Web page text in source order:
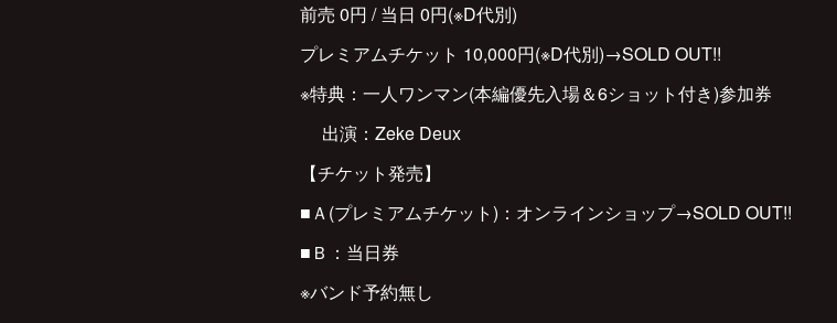
前売 0円 / 当日 0円(※D代別)
プレミアムチケット 10,000円(※D代別)→SOLD OUT!!
※特典：一人ワンマン(本編優先入場＆6ショット付き)参加券
出演：Zeke Deux
【チケット発売】
■Ａ(プレミアムチケット)：オンラインショップ→SOLD OUT!!
■Ｂ：当日券
※バンド予約無し